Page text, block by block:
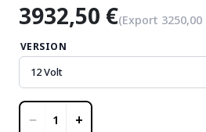
3932,50 €(Export 3250,00
VERSION
− 1 +